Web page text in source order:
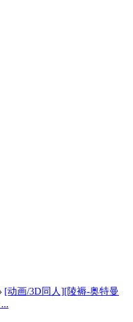
› [动画/3D同人][陵褥-奥特曼